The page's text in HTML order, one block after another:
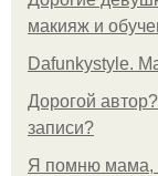
макияж и
Dafunkystyle.
Дорогой
записи?
Я помню мама,